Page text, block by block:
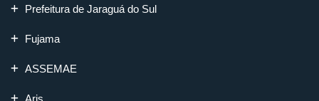
Prefeitura de Jaraguá do Sul
Fujama
ASSEMAE
Aris